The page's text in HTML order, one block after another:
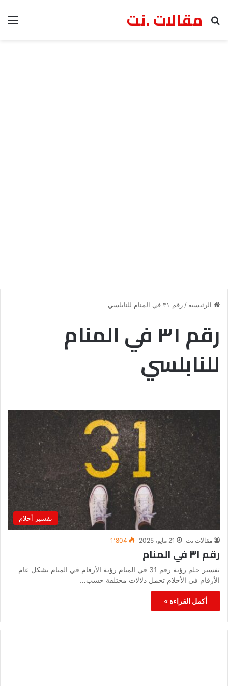
مقالات .نت
بحث عن
الرئيسية / رقم ٣١ في المنام للنابلسي
رقم ٣١ في المنام
للنابلسي
تفسير أحلام
مقالات نت 21 مايو، 2025 1٬804
رقم ٣١ في المنام
تفسير حلم رؤية رقم 31 في المنام رؤية الأرقام في المنام بشكل عام
الأرقام في الأحلام تحمل دلالات مختلفة حسب…
أكمل القراءة »